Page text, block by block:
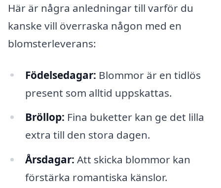
Här är några anledningar till varför du
kanske vill överraska någon med en
blomsterleverans:
Födelsedagar: Blommor är en tidlös
present som alltid uppskattas.
Bröllop: Fina buketter kan ge det lilla
extra till den stora dagen.
Årsdagar: Att skicka blommor kan
förstärka romantiska känslor.